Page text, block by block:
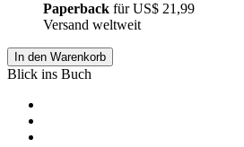
Paperback fürUS$ 21,99
Versand weltweit
In den Warenkorb
Blick ins Buch